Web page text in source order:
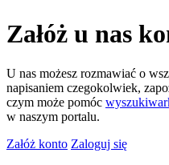
Załóż u nas
U nas możesz rozmawiać o
napisaniem czegokolwiek,
czym może pomóc
w naszym portalu.
Załóż konto Zaloguj się